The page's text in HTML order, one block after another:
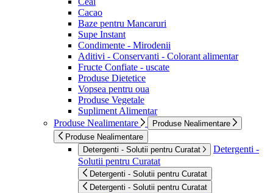
Cacao
Baze pentru Mancaruri
Supe Instant
Condimente - Mirodenii
Aditivi - Conservanti - Colorant alimentar
Fructe Confiate - uscate
Produse Dietetice
Vopsea pentru oua
Produse Vegetale
Supliment Alimentar
Produse Nealimentare
Produse Nealimentare
Produse Nealimentare
Detergenti - Solutii pentru Curatat
Detergenti -
Solutii pentru Curatat
Detergenti - Solutii pentru Curatat
Detergenti - Solutii pentru Curatat